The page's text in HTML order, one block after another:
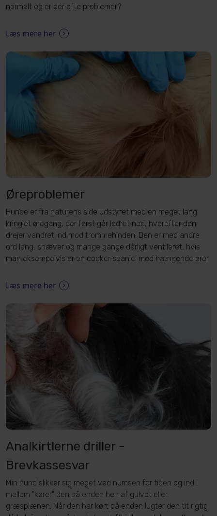
normalt og er der ofte problemer?
Læs mere her
Øreproblemer
Hunde er fra naturens side udstyret med en meget lang
kringlet øregang, der først går lodret ned, hvorefter den
drejer vandret ind mod trommehinden. Den er med andre
ord lang, snæver og mange gange dårligt ventileret, hvis
man eksempelvis er en cocker spaniel med hængende ører.
Læs mere her
Analkirtlerne driller -
Brevkassesvar
Min hund slikker sig meget ved numsen for tiden og ind i
mellem "kører" den på enden hen af gulvet eller
græsplænen. Når den har kørt på enden lugter den tit rigtig